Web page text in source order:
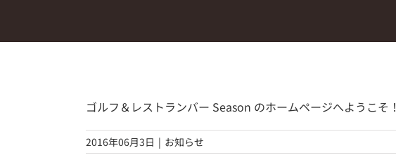
ゴルフ＆レストランバー Season のホームページへようこそ！
2016年06月3日 | お知らせ